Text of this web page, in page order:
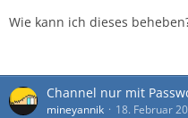
Wie kann ich dieses
Channel nur mit
mineyannik 18. Februar